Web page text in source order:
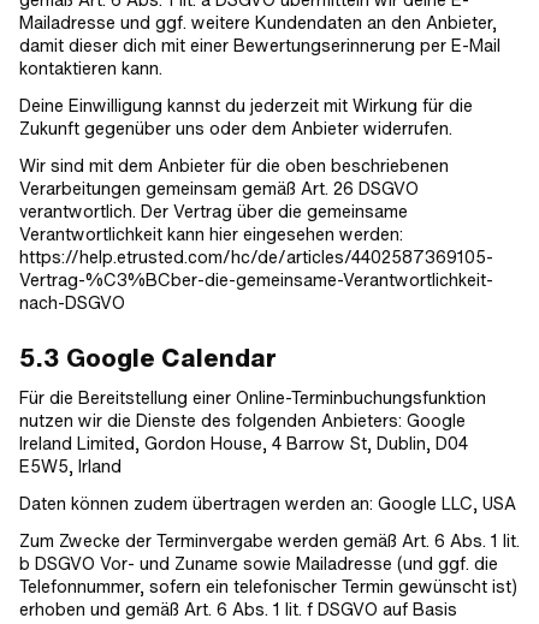
Mailadresse und ggf. weitere Kundendaten an den Anbieter,
damit dieser dich mit einer Bewertungserinnerung per E-Mail
kontaktieren kann.
Deine Einwilligung kannst du jederzeit mit Wirkung für die
Zukunft gegenüber uns oder dem Anbieter widerrufen.
Wir sind mit dem Anbieter für die oben beschriebenen
Verarbeitungen gemeinsam gemäß Art. 26 DSGVO
verantwortlich. Der Vertrag über die gemeinsame
Verantwortlichkeit kann hier eingesehen werden:
https://help.etrusted.com/hc/de/articles/4402587369105-
Vertrag-%C3%BCber-die-gemeinsame-Verantwortlichkeit-
nach-DSGVO
5.3 Google Calendar
Für die Bereitstellung einer Online-Terminbuchungsfunktion
nutzen wir die Dienste des folgenden Anbieters: Google
Ireland Limited, Gordon House, 4 Barrow St, Dublin, D04
E5W5, Irland
Daten können zudem übertragen werden an: Google LLC, USA
Zum Zwecke der Terminvergabe werden gemäß Art. 6 Abs. 1 lit.
b DSGVO Vor- und Zuname sowie Mailadresse (und ggf. die
Telefonnummer, sofern ein telefonischer Termin gewünscht ist)
erhoben und gemäß Art. 6 Abs. 1 lit. f DSGVO auf Basis